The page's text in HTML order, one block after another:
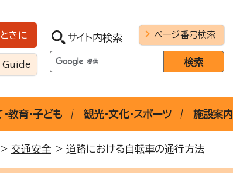
きに
Guide
サイト内検索 ページ番号検索
教育・子ども 観光・文化・スポーツ 施設案内
> 交通安全 > 道路における自転車の通行方法